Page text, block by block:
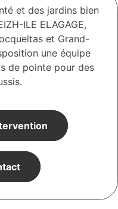
et des jardins bien
ILE ELAGAGE,
et Grand-
une équipe
de pointe pour des